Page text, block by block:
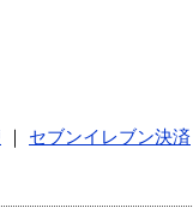
セブンイレブン決済